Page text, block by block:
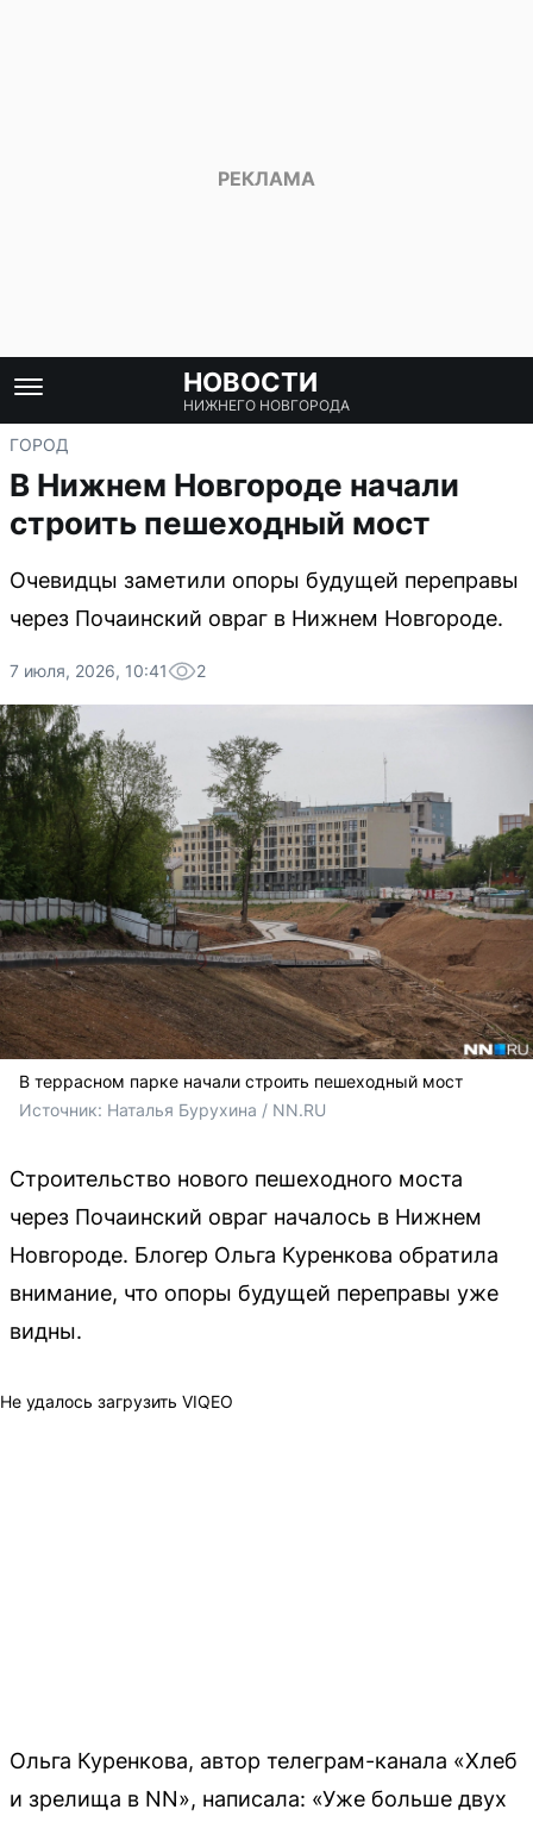
НОВОСТИ
НИЖНЕГО НОВГОРОДА
ГОРОД
В Нижнем Новгороде начали
строить пешеходный мост
Очевидцы заметили опоры будущей переправы
через Почаинский овраг в Нижнем Новгороде.
7 июля, 2026, 10:41 2
В террасном парке начали строить пешеходный мост
Источник: Наталья Бурухина / NN.RU
Строительство нового пешеходного моста
через Почаинский овраг началось в Нижнем
Новгороде. Блогер Ольга Куренкова обратила
внимание, что опоры будущей переправы уже
видны.
Не удалось загрузить VIQEO
Ольга Куренкова, автор телеграм-канала «Хлеб
и зрелища в NN», написала: «Уже больше двух